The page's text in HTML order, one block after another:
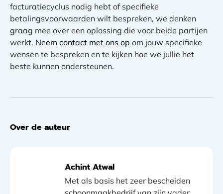
facturatiecyclus nodig hebt of specifieke
betalingsvoorwaarden wilt bespreken, we denken
graag mee over een oplossing die voor beide partijen
werkt. Neem contact met ons op om jouw specifieke
wensen te bespreken en te kijken hoe we jullie het
beste kunnen ondersteunen.
Over de auteur
Achint Atwal
Met als basis het zeer bescheiden